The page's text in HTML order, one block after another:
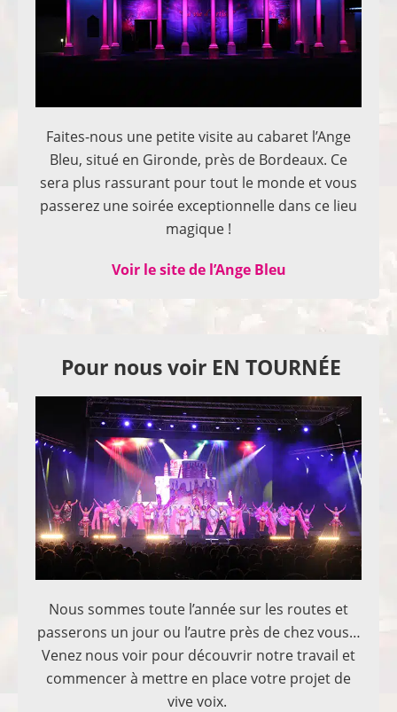
Faites-nous une petite visite au cabaret l’Ange
Bleu, situé en Gironde, près de Bordeaux. Ce
sera plus rassurant pour tout le monde et vous
passerez une soirée exceptionnelle dans ce lieu
magique !
Voir le site de l’Ange Bleu
Pour nous voir EN TOURNÉE
Nous sommes toute l’année sur les routes et
passerons un jour ou l’autre près de chez vous…
Venez nous voir pour découvrir notre travail et
commencer à mettre en place votre projet de
vive voix.